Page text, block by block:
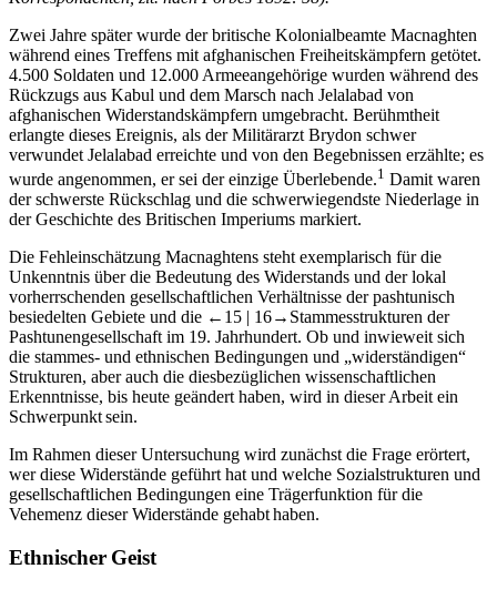
Zwei Jahre später wurde der britische Kolonialbeamte Macnaghten
während eines Treffens mit afghanischen Freiheitskämpfern getötet.
4.500 Soldaten und 12.000 Armeeangehörige wurden während des
Rückzugs aus Kabul und dem Marsch nach Jelalabad von
afghanischen Widerstandskämpfern umgebracht. Berühmtheit
erlangte dieses Ereignis, als der Militärarzt Brydon schwer
verwundet Jelalabad erreichte und von den Begebnissen erzählte; es
wurde angenommen, er sei der einzige Überlebende.1 Damit waren
der schwerste Rückschlag und die schwerwiegendste Niederlage in
der Geschichte des Britischen Imperiums markiert.
Die Fehleinschätzung Macnaghtens steht exemplarisch für die
Unkenntnis über die Bedeutung des Widerstands und der lokal
vorherrschenden gesellschaftlichen Verhältnisse der pashtunisch
besiedelten Gebiete und die ←15 | 16→ Stammesstrukturen der
Pashtunengesellschaft im 19. Jahrhundert. Ob und inwieweit sich
die stammes- und ethnischen Bedingungen und „widerständigen“
Strukturen, aber auch die diesbezüglichen wissenschaftlichen
Erkenntnisse, bis heute geändert haben, wird in dieser Arbeit ein
Schwerpunkt sein.
Im Rahmen dieser Untersuchung wird zunächst die Frage erörtert,
wer diese Widerstände geführt hat und welche Sozialstrukturen und
gesellschaftlichen Bedingungen eine Trägerfunktion für die
Vehemenz dieser Widerstände gehabt haben.
Ethnischer Geist